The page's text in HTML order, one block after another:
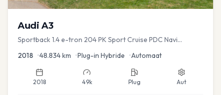
Audi A3
Sportback 1.4 e-tron 204 PK Sport Cruise PDC Navi
2018 •48.834km •Plug-in Hybride •Automaat
2018 49k Plug Aut